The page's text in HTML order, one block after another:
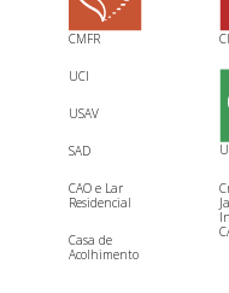
CMFR
UCI
USAV
SAD
CAO e Lar
Residencial
Casa de
Acolhimento